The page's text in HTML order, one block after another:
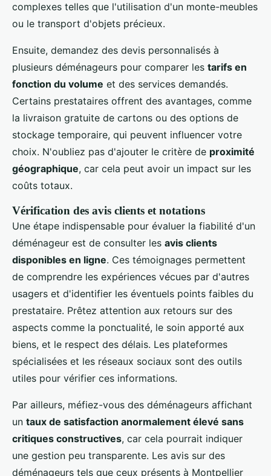
complexes telles que l'utilisation d'un monte-meubles
ou le transport d'objets précieux.
Ensuite, demandez des devis personnalisés à
plusieurs déménageurs pour comparer les tarifs en
fonction du volume et des services demandés.
Certains prestataires offrent des avantages, comme
la livraison gratuite de cartons ou des options de
stockage temporaire, qui peuvent influencer votre
choix. N'oubliez pas d'ajouter le critère de proximité
géographique, car cela peut avoir un impact sur les
coûts totaux.
Vérification des avis clients et notations
Une étape indispensable pour évaluer la fiabilité d'un
déménageur est de consulter les avis clients
disponibles en ligne. Ces témoignages permettent
de comprendre les expériences vécues par d'autres
usagers et d'identifier les éventuels points faibles du
prestataire. Prêtez attention aux retours sur des
aspects comme la ponctualité, le soin apporté aux
biens, et le respect des délais. Les plateformes
spécialisées et les réseaux sociaux sont des outils
utiles pour vérifier ces informations.
Par ailleurs, méfiez-vous des déménageurs affichant
un taux de satisfaction anormalement élevé sans
critiques constructives, car cela pourrait indiquer
une gestion peu transparente. Les avis sur des
déménageurs tels que ceux présents à Montpellier